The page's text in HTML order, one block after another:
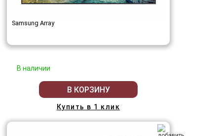
Samsung Array
В наличии
В КОРЗИНУ
Купить в 1 клик